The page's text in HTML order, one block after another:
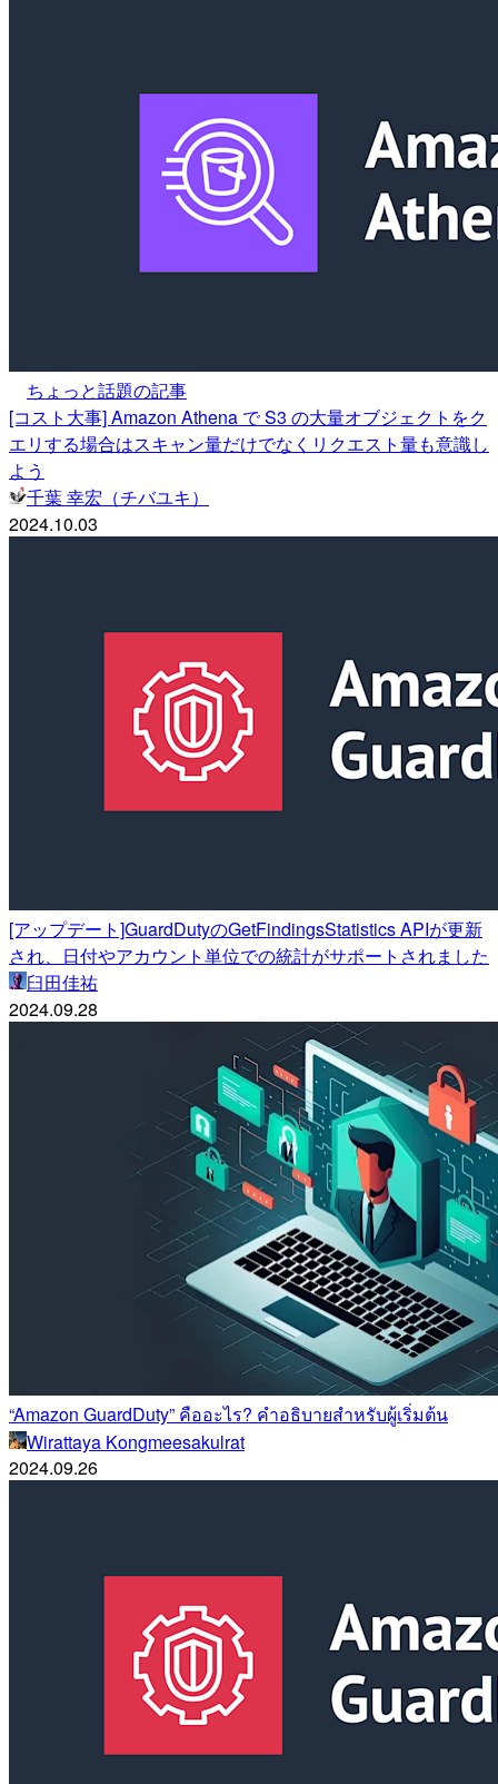
ちょっと話題の記事
[コスト大事] Amazon Athena で S3 の大量オブジェクトをク
エリする場合はスキャン量だけでなくリクエスト量も意識し
よう
千葉 幸宏（チバユキ）
2024.10.03
[アップデート]GuardDutyのGetFindingsStatistics APIが更新
され、日付やアカウント単位での統計がサポートされました
臼田佳祐
2024.09.28
“Amazon GuardDuty” คืออะไร? คำอธิบายสำหรับผู้เริ่มต้น
Wirattaya Kongmeesakulrat
2024.09.26